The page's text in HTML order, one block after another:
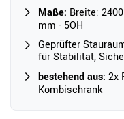
Maße: Breite:
mm - 5OH
Geprüfter
für Stabilität,
bestehend aus: 2x
Kombischrank